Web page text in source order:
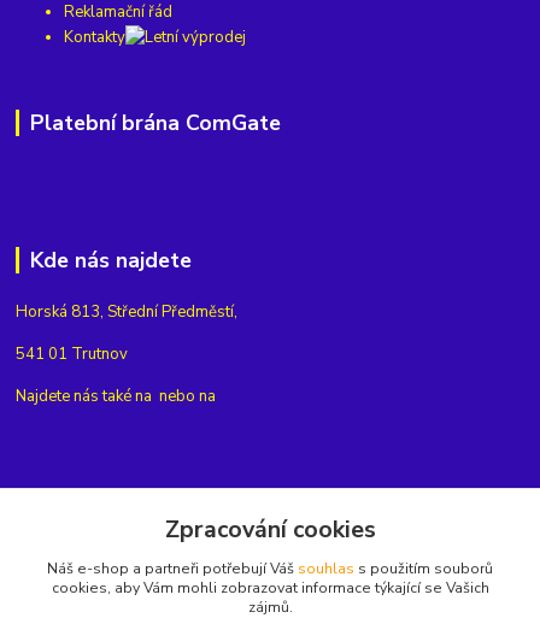
Reklamační řád
Kontakty
Platební brána ComGate
Kde nás najdete
Horská 813, Střední Předměstí,
541 01 Trutnov
Najdete nás také na nebo na
+420775654704
Zpracování cookies
Náš e-shop a partneři potřebují Váš souhlas s použitím souborů
cookies, aby Vám mohli zobrazovat informace týkající se Vašich
zájmů.